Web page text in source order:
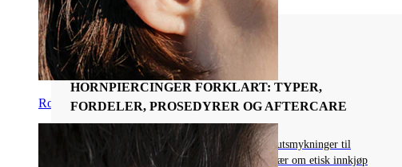
Rook
Piercingsmykkenes Materialer
HORNPIERCINGER FORKLART: TYPER,
FORDELER, PROSEDYRER OG AFTERCARE
Finn mer ut om hornpiercinger, fra eldgamle utsmykninger til
moderne smykker som plugger og tunneler. Lær om etisk innkjøp